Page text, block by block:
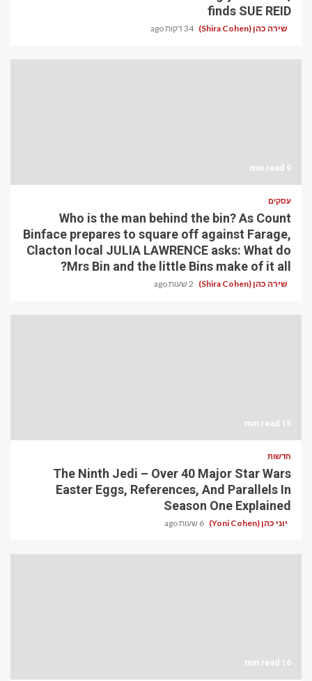
finds SUE REID
שירה כהן (Shira Cohen) 34 דקות ago
9 min read
עסקים
Who is the man behind the bin? As Count
Binface prepares to square off against Farage,
Clacton local JULIA LAWRENCE asks: What do
Mrs Bin and the little Bins make of it all?
שירה כהן (Shira Cohen) 2 שעות ago
15 min read
חדשות
The Ninth Jedi – Over 40 Major Star Wars
Easter Eggs, References, And Parallels In
Season One Explained
יוני כהן (Yoni Cohen) 6 שעות ago
16 min read